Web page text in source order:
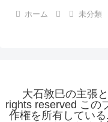
を無効化ようとする公安
らない。
ホーム 未分類
大石敦巳の主張
rights reserved この
作権を所有してい